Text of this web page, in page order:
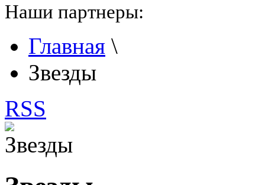
Наши партнеры:
Главная \
Звезды
RSS